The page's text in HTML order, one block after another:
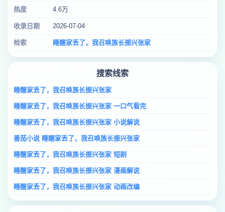
热度 4.6万
收录日期 2026-07-04
检索 睡醒家丢了，我召唤族长振兴张家
搜索线索
睡醒家丢了，我召唤族长振兴张家
睡醒家丢了，我召唤族长振兴张家 一口气看完
睡醒家丢了，我召唤族长振兴张家 小说解说
番茄小说 睡醒家丢了，我召唤族长振兴张家
睡醒家丢了，我召唤族长振兴张家 短剧
睡醒家丢了，我召唤族长振兴张家 漫画解说
睡醒家丢了，我召唤族长振兴张家 动画改编